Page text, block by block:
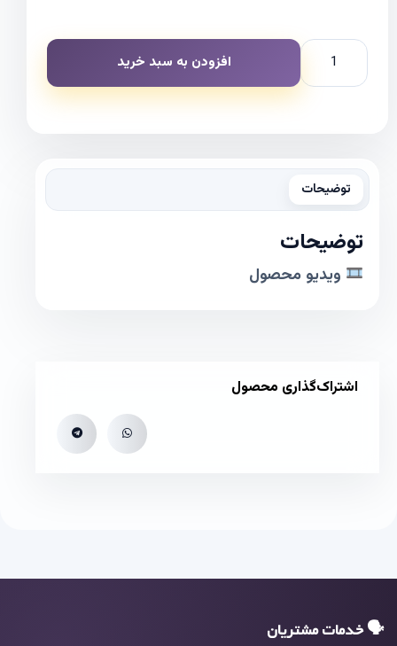
افزودن به سبد خرید
توضیحات
توضیحات
ویدیو محصول
اشتراک‌گذاری محصول
🗣 خدمات مشتریان